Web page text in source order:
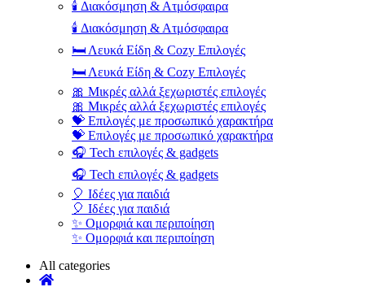
🕯️ Διακόσμηση & Ατμόσφαιρα
🕯️ Διακόσμηση & Ατμόσφαιρα
🛏️ Λευκά Είδη & Cozy Επιλογές
🛏️ Λευκά Είδη & Cozy Επιλογές
🎀 Μικρές αλλά ξεχωριστές επιλογές
🎀 Μικρές αλλά ξεχωριστές επιλογές
💝 Επιλογές με προσωπικό χαρακτήρα
💝 Επιλογές με προσωπικό χαρακτήρα
🎧 Tech επιλογές & gadgets
🎧 Tech επιλογές & gadgets
🎈 Ιδέες για παιδιά
🎈 Ιδέες για παιδιά
✨ Ομορφιά και περιποίηση
✨ Ομορφιά και περιποίηση
All categories